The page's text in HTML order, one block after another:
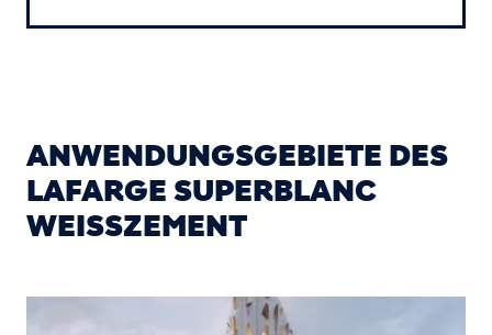
ANWENDUNGSGEBIETE DES
LAFARGE SUPERBLANC
WEISSZEMENT